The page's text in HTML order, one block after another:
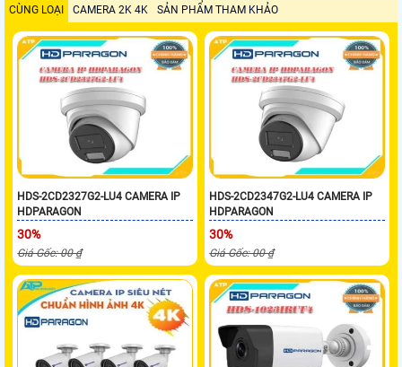
CÙNG LOẠI CAMERA 2K 4K SẢN PHẨM THAM KHẢO
HDS-2CD2327G2-LU4 CAMERA IP
HDPARAGON
30%
Giá Gốc: 00 ₫
HDS-2CD2347G2-LU4 CAMERA IP
HDPARAGON
30%
Giá Gốc: 00 ₫